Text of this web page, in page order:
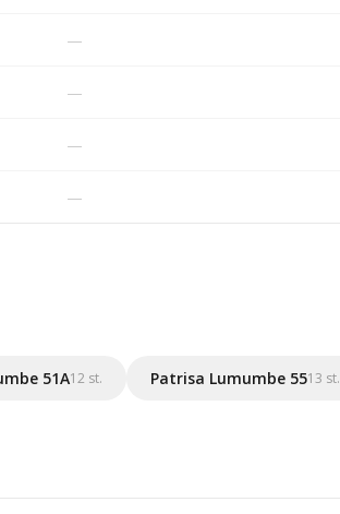
—
—
—
—
51A12 st. Patrisa Lumumbe 5513 st.